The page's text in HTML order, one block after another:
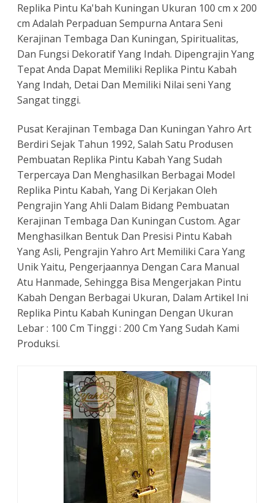
Replika Pintu Ka'bah Kuningan Ukuran 100 cm x 200
cm Adalah Perpaduan Sempurna Antara Seni
Kerajinan Tembaga Dan Kuningan, Spiritualitas,
Dan Fungsi Dekoratif Yang Indah. Dipengrajin Yang
Tepat Anda Dapat Memiliki Replika Pintu Kabah
Yang Indah, Detai Dan Memiliki Nilai seni Yang
Sangat tinggi.
Pusat Kerajinan Tembaga Dan Kuningan Yahro Art
Berdiri Sejak Tahun 1992, Salah Satu Produsen
Pembuatan Replika Pintu Kabah Yang Sudah
Terpercaya Dan Menghasilkan Berbagai Model
Replika Pintu Kabah, Yang Di Kerjakan Oleh
Pengrajin Yang Ahli Dalam Bidang Pembuatan
Kerajinan Tembaga Dan Kuningan Custom. Agar
Menghasilkan Bentuk Dan Presisi Pintu Kabah
Yang Asli, Pengrajin Yahro Art Memiliki Cara Yang
Unik Yaitu, Pengerjaannya Dengan Cara Manual
Atu Hanmade, Sehingga Bisa Mengerjakan Pintu
Kabah Dengan Berbagai Ukuran, Dalam Artikel Ini
Replika Pintu Kabah Kuningan Dengan Ukuran
Lebar : 100 Cm Tinggi : 200 Cm Yang Sudah Kami
Produksi.